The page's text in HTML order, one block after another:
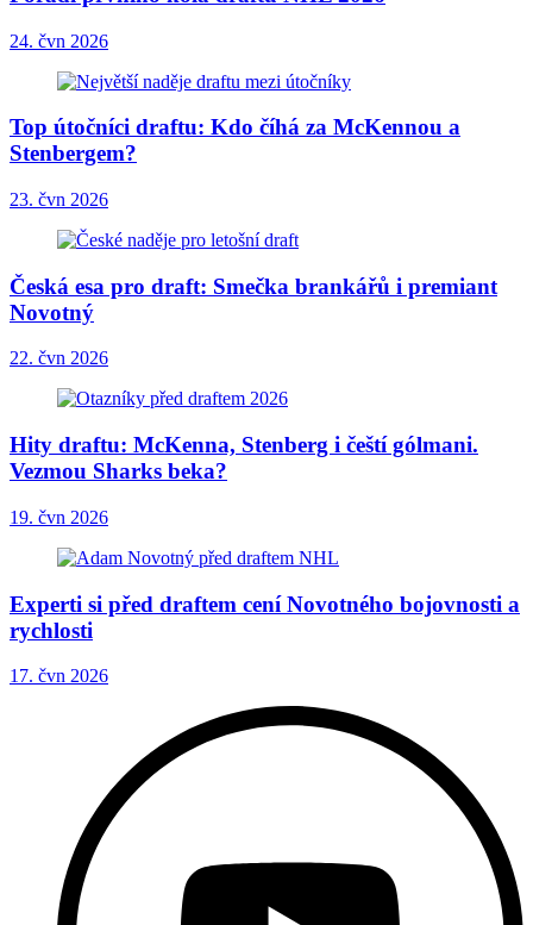
24. čvn 2026
Top útočníci draftu: Kdo číhá za McKennou a
Stenbergem?
23. čvn 2026
Česká esa pro draft: Smečka brankářů i premiant
Novotný
22. čvn 2026
Hity draftu: McKenna, Stenberg i čeští gólmani.
Vezmou Sharks beka?
19. čvn 2026
Experti si před draftem cení Novotného bojovnosti a
rychlosti
17. čvn 2026